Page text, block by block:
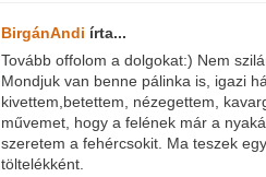
BirgánAndi írta...
Tovább offolom a dolgokat:) Nem
Mondjuk van benne pálinka is, igazi
kivettem,betettem, nézegettem,
művemet, hogy a felének már a
szeretem a fehércsokit. Ma teszek
töltelékként.